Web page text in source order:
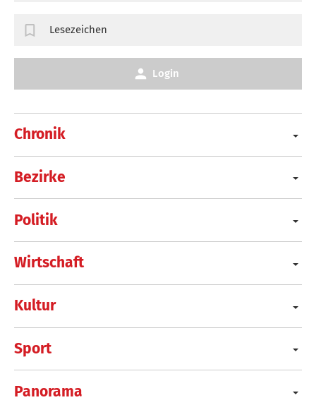
Chronik
Bezirke
Politik
Wirtschaft
Kultur
Sport
Panorama
Lesezeichen
Login